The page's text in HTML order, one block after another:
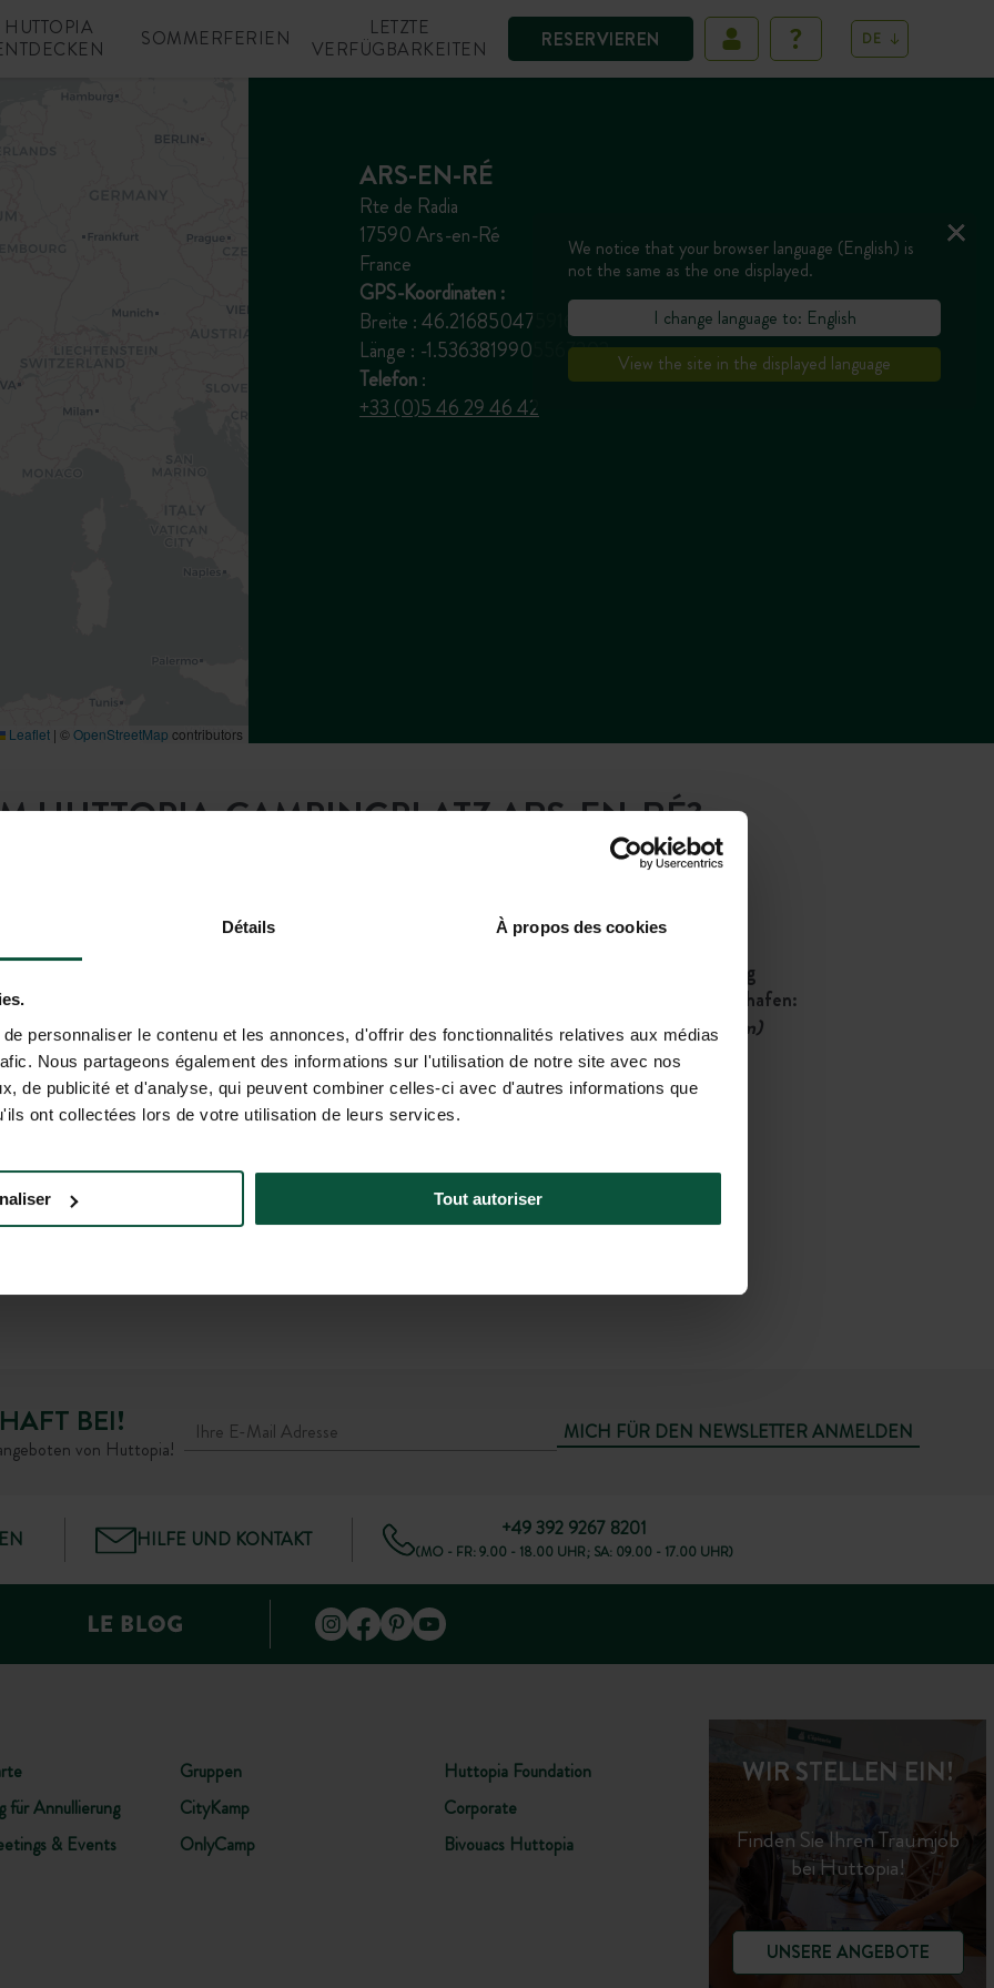
Détails À propos des cookies
personnaliser le contenu et les annonces, d'offrir des fonctionnalités relatives aux médias
Nous partageons également des informations sur l'utilisation de notre site avec nos
de publicité et d'analyse, qui peuvent combiner celles-ci avec d'autres informations que
ont collectées lors de votre utilisation de leurs services.
Tout autoriser
RESERVIEREN
HUTTOPIA
SOMMERFERIEN
LETZTE
VERFÜGBARKEITEN
DE
Leaflet | ©OpenStreetMap contributors
ARS-EN-RÉ
Rte de Radia
17590 Ars-en-Ré
France
GPS-Koordinaten :
Breite : 46.21685047591625
Länge : -1.5363819905567202
Telefon:
+33 (0)5 46 29 46 42
HUTTOPIA-CAMPINGPLATZ ARS-EN-RÉ?
La Rochelle (37 km)
Anschließend
Regionalbus 150 (151 und 152 im Sommer):
Abfahrt an der Haltestelle Gare Routière La
– Déviation
ODER
Mit dem Flugzeug
Nächstgelegener Flughafen:
La Rochelle(32 km)
Anschließend
Taxi
We notice that your browser language (English) is
not the same as the one displayed.
I change language to: English
View the site in the displayed language
BEI!
von Huttopia!
MICH FÜR DEN NEWSLETTER ANMELDEN
HILFE UND KONTAKT +49 392 9267 8201
(MO - FR: 9.00 - 18.00 UHR; SA: 09.00 - 17.00 UHR)
für Annullierung
& Events
Gruppen
CityKamp
OnlyCamp
Huttopia Foundation
Corporate
Bivouacs Huttopia
WIR STELLEN EIN!
Finden Sie Ihren Traumjob
bei Huttopia!
UNSERE ANGEBOTE